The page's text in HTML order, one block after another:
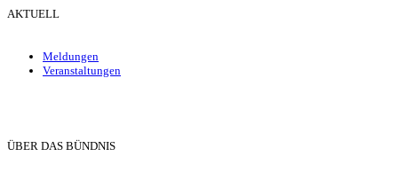
AKTUELL
Meldungen
Veranstaltungen
ÜBER DAS BÜNDNIS